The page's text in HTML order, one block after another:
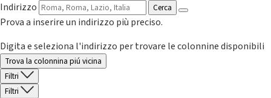
Indirizzo
Cerca
Prova a inserire un indirizzo più preciso.
Digita e seleziona l'indirizzo per trovare le colonnine disponibili
Trova la colonnina piú vicina
Filtri
Filtri